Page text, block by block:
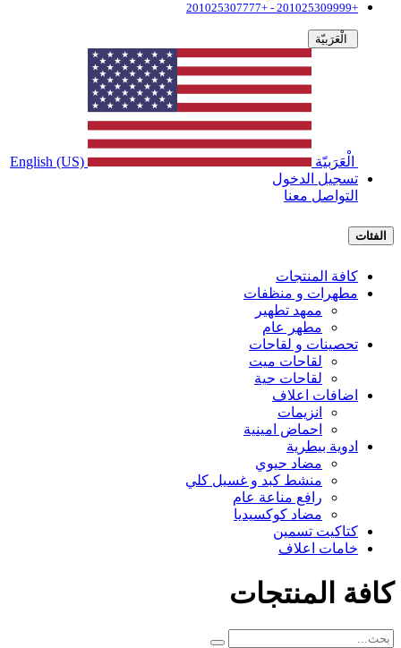
+201025309999 - +201025307777
الْعَرَبيّة
الْعَرَبيّة
English (US)
تسجيل الدخول
التواصل معنا
الفئات
كافة المنتجات
مطهرات و منظفات
ممهد تطهير
مطهر عام
تحصينات و لقاحات
لقاحات ميت
لقاحات حية
اضافات اعلاف
انزيمات
احماض امينية
ادوية بيطرية
مضاد حيوي
منشط كبد و غسيل كلي
رافع مناعة عام
مضاد كوكسيديا
كتاكيت تسمين
خامات اعلاف
كافة المنتجات